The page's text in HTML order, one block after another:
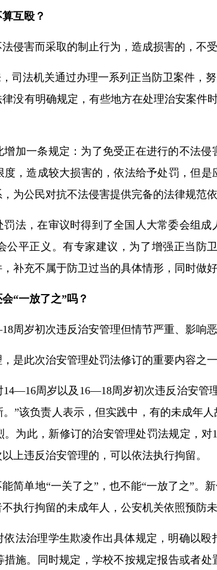
互殴？
侵害而采取的制止行为，造成损害的，不
司法机关通过办理一系列正当防卫案件，
没有明确规定，有些地方在处理治安案件
加一条规定：为了免受正在进行的不法
，造成较大损害的，依法给予处罚，但
为公民对抗不法侵害提供完备的法律规范依
法，在审议时得到了全国人大常委会组
公平正义。有专家建议，为了增强正当防
补充不属于防卫过当的具体情形，同时做
“一放了之”吗？
周岁初次违反治安管理但情节严重、影响
是此次治安管理处罚法修订的重要内容之一
周岁以及16—18周岁初次违反治安管
”该负责人表示，但实践中，有的未成年
为此，新修订的治安管理处罚法规定，
上违反治安管理的，可以依法执行拘留。
简单地“一关了之”，也不能“一放了之”。
执行拘留的未成年人，公安机关依照预防
法治理学生欺凌作出具体规定，明确以
施。同时规定，学校不按规定报告或者